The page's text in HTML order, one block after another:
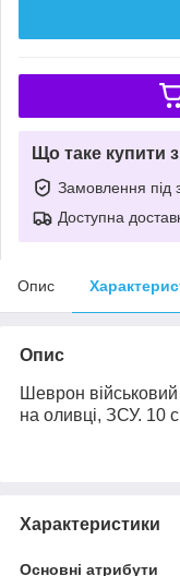
Що таке купити
Замовлення під
Доступна
Опис
Опис
Шеврон
на оливці, ЗСУ. 10
Характеристики
Основні атрибути